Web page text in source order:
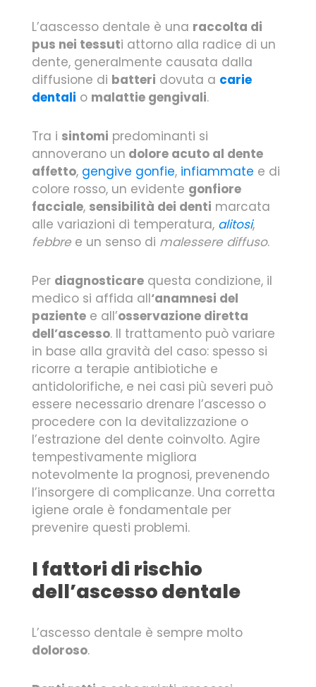
L’aascesso dentale è una raccolta di
pus nei tessuti attorno alla radice di un
dente, generalmente causata dalla
diffusione di batteri dovuta a carie
dentali o malattie gengivali.
Tra i sintomi predominanti si
annoverano un dolore acuto al dente
affetto, gengive gonfie, infiammate e di
colore rosso, un evidente gonfiore
facciale, sensibilità dei denti marcata
alle variazioni di temperatura, alitosi,
febbre e un senso di malessere diffuso.
Per diagnosticare questa condizione, il
medico si affida all‘anamnesi del
paziente e all’osservazione diretta
dell’ascesso. Il trattamento può variare
in base alla gravità del caso: spesso si
ricorre a terapie antibiotiche e
antidolorifiche, e nei casi più severi può
essere necessario drenare l’ascesso o
procedere con la devitalizzazione o
l’estrazione del dente coinvolto. Agire
tempestivamente migliora
notevolmente la prognosi, prevenendo
l’insorgere di complicanze. Una corretta
igiene orale è fondamentale per
prevenire questi problemi.
I fattori di rischio
dell’ascesso dentale
L’ascesso dentale è sempre molto
doloroso.